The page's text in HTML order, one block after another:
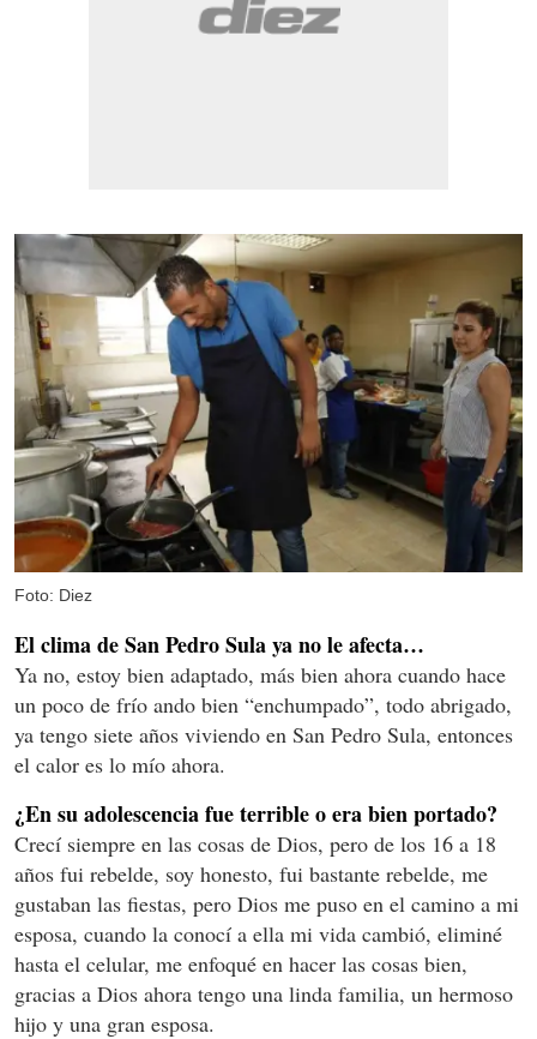
Foto: Diez
El clima de San Pedro Sula ya no le afecta…
Ya no, estoy bien adaptado, más bien ahora cuando hace
un poco de frío ando bien “enchumpado”, todo abrigado,
ya tengo siete años viviendo en San Pedro Sula, entonces
el calor es lo mío ahora.
¿En su adolescencia fue terribleo era bien portado?
Crecí siempre en las cosas de Dios, pero de los 16 a 18
años fui rebelde, soy honesto, fui bastante rebelde, me
gustaban las fiestas, pero Dios me puso en el camino a mi
esposa, cuando la conocí a ella mi vida cambió, eliminé
hasta el celular, me enfoqué en hacer las cosas bien,
gracias a Dios ahora tengo una linda familia, un hermoso
hijo y una gran esposa.